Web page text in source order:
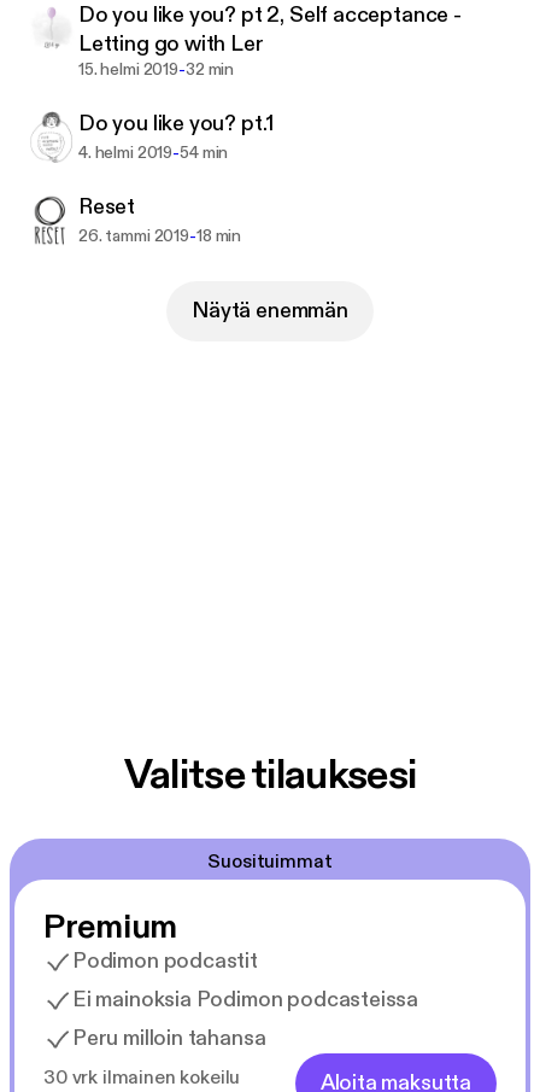
th_id=a35ae6796a96466d813ac13c4d8864ce
Do you like you? pt 2, Self acceptance -
Letting go with Ler
15. helmi 2019-32 min
Do you like you? pt.1
4. helmi 2019-54 min
Reset
26. tammi 2019-18 min
Näytä enemmän
Valitse tilauksesi
Suosituimmat
Premium
Podimon podcastit
Ei mainoksia Podimon podcasteissa
Peru milloin tahansa
30 vrk ilmainen kokeilu
Aloita maksutta